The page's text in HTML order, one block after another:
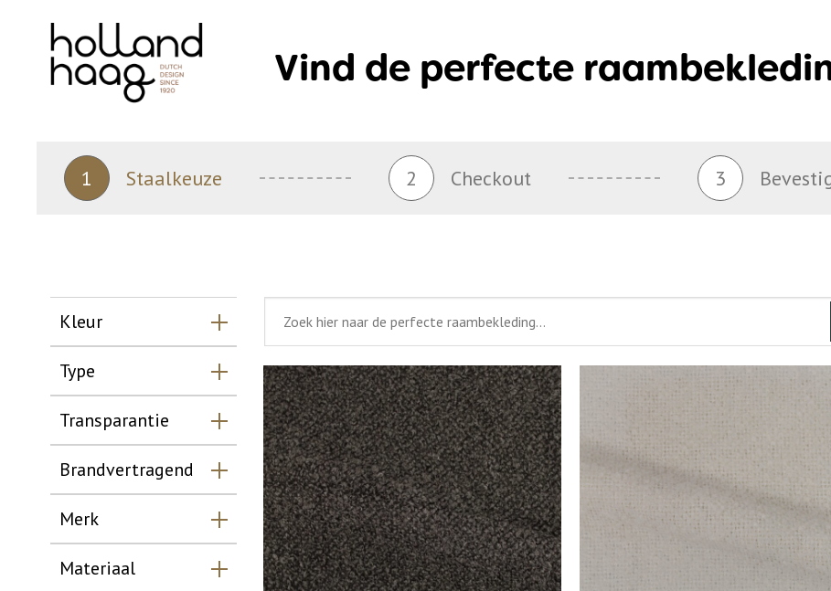
Vind de perfecte
1 Staalkeuze 2 Checkout 3
Kleur
Type
Transparantie
Brandvertragend
Merk
Materiaal